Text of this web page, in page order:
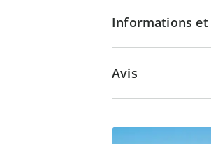
Informations
Avis